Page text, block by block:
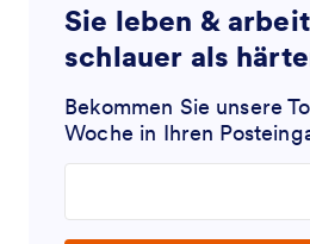
Sie leben &
schlauer als
Bekommen Sie unsere
Woche in Ihren